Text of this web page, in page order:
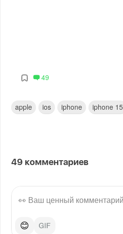
49
apple ios iphone iphone 15
49 комментариев
😊